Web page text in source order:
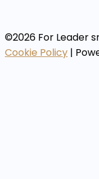
©2026 For Leader
Cookie Policy |